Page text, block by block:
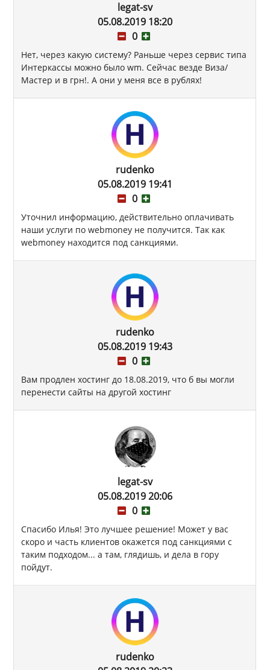
legat-sv
05.08.2019 18:20
0
Нет, через какую систему? Раньше через сервис типа
Интеркассы можно было wm. Сейчас везде Виза/
Мастер и в грн!. А они у меня все в рублях!
rudenko
05.08.2019 19:41
0
Уточнил информацию, действительно оплачивать
наши услуги по webmoney не получится. Так как
webmoney находится под санкциями.
rudenko
05.08.2019 19:43
0
Вам продлен хостинг до 18.08.2019, что б вы могли
перенести сайты на другой хостинг
legat-sv
05.08.2019 20:06
0
Спасибо Илья! Это лучшее решение! Может у вас
скоро и часть клиентов окажется под санкциями с
таким подходом... а там, глядишь, и дела в гору
пойдут.
rudenko